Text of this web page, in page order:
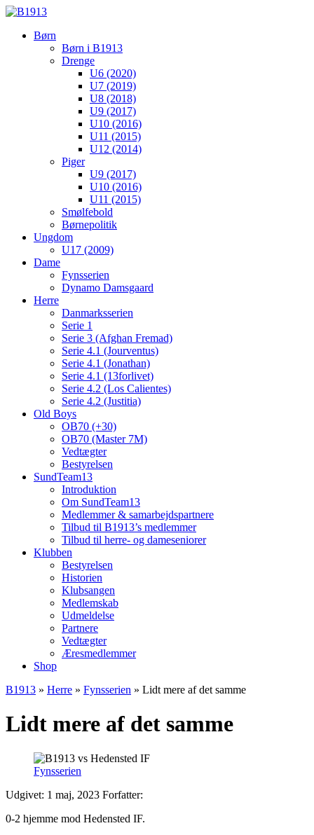
Børn
Børn i B1913
Drenge
U6 (2020)
U7 (2019)
U8 (2018)
U9 (2017)
U10 (2016)
U11 (2015)
U12 (2014)
Piger
U9 (2017)
U10 (2016)
U11 (2015)
Smølfebold
Børnepolitik
Ungdom
U17 (2009)
Dame
Fynsserien
Dynamo Damsgaard
Herre
Danmarksserien
Serie 1
Serie 3 (Afghan Fremad)
Serie 4.1 (Jourventus)
Serie 4.1 (Jonathan)
Serie 4.1 (13forlivet)
Serie 4.2 (Los Calientes)
Serie 4.2 (Justitia)
Old Boys
OB70 (+30)
OB70 (Master 7M)
Vedtægter
Bestyrelsen
SundTeam13
Introduktion
Om SundTeam13
Medlemmer & samarbejdspartnere
Tilbud til B1913’s medlemmer
Tilbud til herre- og dameseniorer
Klubben
Bestyrelsen
Historien
Klubsangen
Medlemskab
Udmeldelse
Partnere
Vedtægter
Æresmedlemmer
Shop
B1913 » Herre » Fynsserien » Lidt mere af det samme
Lidt mere af det samme
Fynsserien
Udgivet: 1 maj, 2023 Forfatter:
0-2 hjemme mod Hedensted IF.